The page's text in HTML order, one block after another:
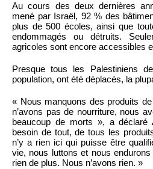
Au cours des deux dernières
mené par Israël, 92 % des
plus de 500 écoles, ainsi que
endommagés ou détruits.
agricoles sont encore accessibles
Presque tous les Palestiniens
population, ont été déplacés, la
« Nous manquons des produits
n’avons pas de nourriture, nous
beaucoup de morts », a déclaré
besoin de tout, de tous les
n’y a rien ici qui puisse être
vie, nous luttons et nous
rien de plus. Nous n’avons rien. »